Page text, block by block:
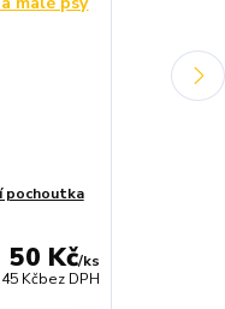
pochoutka
50 Kč/ks
45 Kčbez DPH